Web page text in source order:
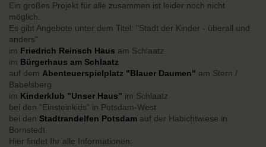
Ein großes Projekt für alle zusammen ist leider noch nicht
möglich.
Es gibt Angebote unter dem Titel: "Stadt der Kinder - überall und
anders"
im Friedrich Reinsch Haus am Schlaatz
im Bürgerhaus am Schlaatz
auf dem Abenteuerspielplatz "Blauer Daumen" am Stern /
Babelsberg
im Kinderklub "Unser Haus" im Schlaatz
bei den "Einsteinkids" in Potsdam-West
bei den Stadtrandelfen Potsdam auf der Habichtwiese in
Bornstedt
Hier findet Ihr alle Informationen: